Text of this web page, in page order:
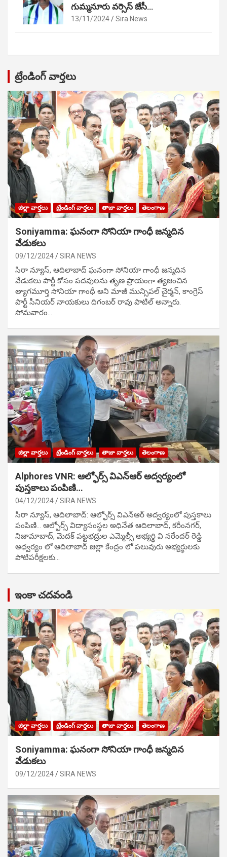
గుమ్మనూరు వర్సెస్ జేసీ…
13/11/2024 Sira News
ట్రేండింగ్ వార్తలు
జిల్లా వార్తలు ట్రేండింగ్ వార్తలు తాజా వార్తలు తెలంగాణ
Soniyamma: ఘ‌నంగా సోనియా గాంధీ జ‌న్మ‌దిన
వేడుక‌లు
09/12/2024 SIRA NEWS
సిరా న్యూస్, ఆదిలాబాద్ ఘ‌నంగా సోనియా గాంధీ జ‌న్మ‌దిన
వేడుక‌లు పార్టీ కోసం ప‌ద‌వుల‌ను తృణ ప్రాయంగా త్య‌జించిన
త్యాగమూర్తి సోనియా గాంధీ అని మాజీ మున్సిప‌ల్ చైర్మ‌న్, కాంగ్రెస్
పార్టీ సీనియ‌ర్ నాయ‌కులు దిగంబ‌ర్ రావు పాటిల్ అన్నారు.
సోమవారం…
జిల్లా వార్తలు ట్రేండింగ్ వార్తలు తాజా వార్తలు తెలంగాణ
Alphores VNR: ఆల్ఫోర్స్ విఎన్ఆర్ అద్వర్యంలో
పుస్తకాలు పంపిణి…
04/12/2024 SIRA NEWS
సిరా న్యూస్, ఆదిలాబాద్: ఆల్ఫోర్స్ విఎన్ఆర్ అద్వర్యంలో పుస్తకాలు
పంపిణి… ఆల్ఫోర్స్ విద్యాసంస్థల అధినేత ఆదిలాబాద్, కరీంనగర్,
నిజామాబాద్, మెదక్ పట్టభద్రుల ఎమ్మెల్సీ అభ్యర్థి వి నరేందర్ రెడ్డి
అధ్వర్యం లో ఆదిలాబాద్ జిల్లా కేంద్రం లో పలువురు అభ్యర్థులకు
పోటిప‌రీక్ష‌ల‌కు…
ఇంకా చదవండి
జిల్లా వార్తలు ట్రేండింగ్ వార్తలు తాజా వార్తలు తెలంగాణ
Soniyamma: ఘ‌నంగా సోనియా గాంధీ జ‌న్మ‌దిన
వేడుక‌లు
09/12/2024 SIRA NEWS